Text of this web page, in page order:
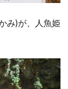
み)が、人魚姫